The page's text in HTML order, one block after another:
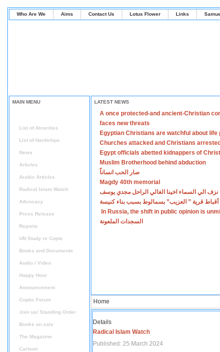
Who Are We Aims Contact Us Lotus Flower Links
MAIN MENU
List of Atrocities
List of Hardships
News
Articles
Arabic Articles
Radical Islam Watch
Advocacy
Press Release
Reports
UN Study re Copts
Books and Documents
Audio / Video
Happy Hour
Announcement
Coptic Forum
Join us/ Standing Order
Books on sale
The Magazine
Cartoon
LATEST NEWS
A once protected-and ancient-Christian
faces new threats
Egyptian Christians are watchful about life
Churches attacked and Christians
Egypt officials abetted kidnappers of
Muslim Brotherhood behind abduction
صار الحب انساناً
Magdy 40th memorial
نزف الي السماء اخينا الغالي الراحل مجدي يوسف
أقباط قرية ” العزيب” بسمالوط بسبب بناء كنيسة
In Russia, the shift in public opinion is
السجدات الملعونة
Home
Details
Radical Islam Watch
Published: 25 March 2024